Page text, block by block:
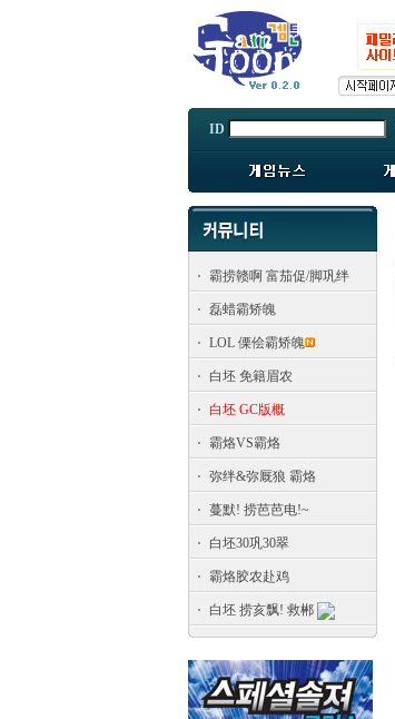
ID
霸捞赣啊 富茄促/脚巩绊
磊蜡霸矫魄
LOL 傈侩霸矫魄
白坯 免籍眉农
白坯 GC版概
霸烙VS霸烙
弥绊&弥厩狼 霸烙
蔓默! 捞芭芭电!~
白坯30巩30翠
霸烙胶农赴鸡
白坯 捞亥飘! 救郴